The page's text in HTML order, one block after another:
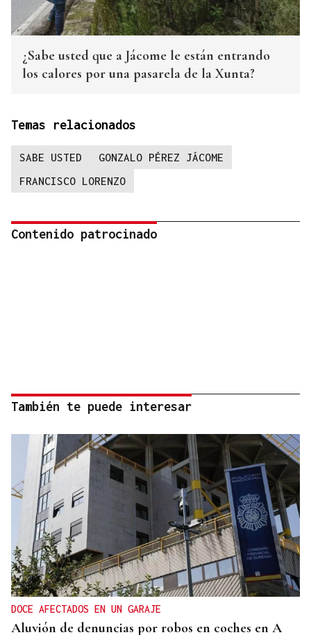
¿Sabe usted que a Jácome le están entrando
los calores por una pasarela de la Xunta?
Temas relacionados
SABE USTED
GONZALO PÉREZ JÁCOME
FRANCISCO LORENZO
Contenido patrocinado
También te puede interesar
DOCE AFECTADOS EN UN GARAJE
Aluvión de denuncias por robos en coches en A